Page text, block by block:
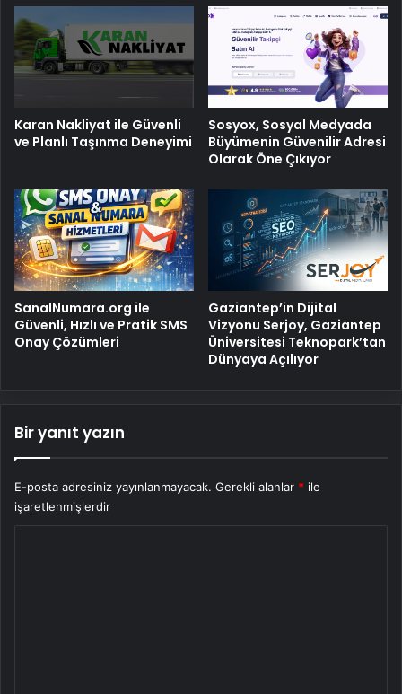
Karan Nakliyat ile Güvenli
ve Planlı Taşınma Deneyimi
Sosyox, Sosyal Medyada
Büyümenin Güvenilir Adresi
Olarak Öne Çıkıyor
SanalNumara.org ile
Güvenli, Hızlı ve Pratik SMS
Onay Çözümleri
Gaziantep’in Dijital
Vizyonu Serjoy, Gaziantep
Üniversitesi Teknopark’tan
Dünyaya Açılıyor
Bir yanıt yazın
E-posta adresiniz yayınlanmayacak. Gerekli alanlar * ile
işaretlenmişlerdir